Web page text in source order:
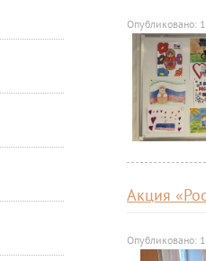
Опубликовано:
Акция
Опубликовано: